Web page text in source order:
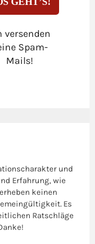
versenden
Spam-
Mails!
und
Erfahrung, wie
keinen
Es
Ratschläge